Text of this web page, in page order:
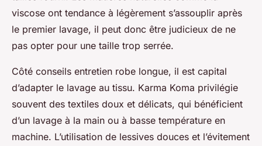
viscose ont tendance à légèrement s’assouplir après
le premier lavage, il peut donc être judicieux de ne
pas opter pour une taille trop serrée.
Côté conseils entretien robe longue, il est capital
d’adapter le lavage au tissu. Karma Koma privilégie
souvent des textiles doux et délicats, qui bénéficient
d’un lavage à la main ou à basse température en
machine. L’utilisation de lessives douces et l’évitement